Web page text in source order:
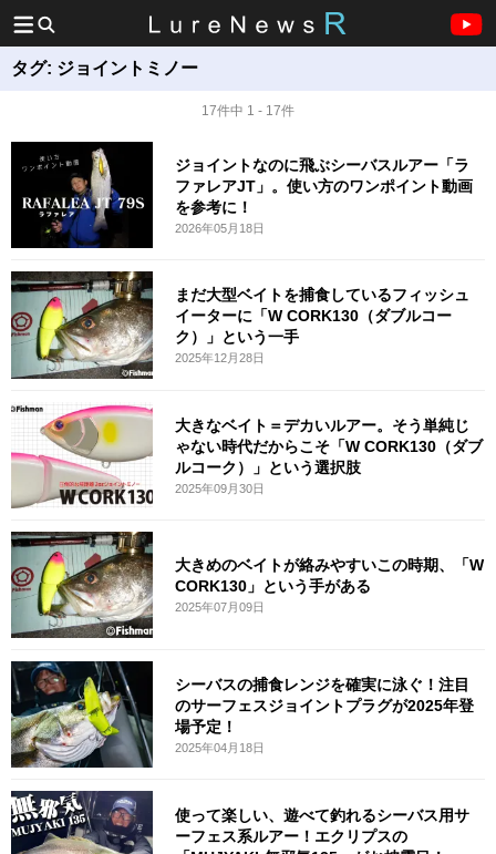
タグ: ジョイントミノー
17件中 1 - 17件
ジョイントなのに飛ぶシーバスルアー「ラ
ファレアJT」。使い方のワンポイント動画
を参考に！
2026年05月18日
まだ大型ベイトを捕食しているフィッシュ
イーターに「W CORK130（ダブルコー
ク）」という一手
2025年12月28日
大きなベイト＝デカいルアー。そう単純じ
ゃない時代だからこそ「W CORK130（ダブ
ルコーク）」という選択肢
2025年09月30日
大きめのベイトが絡みやすいこの時期、「W
CORK130」という手がある
2025年07月09日
シーバスの捕食レンジを確実に泳ぐ！注目
のサーフェスジョイントプラグが2025年登
場予定！
2025年04月18日
使って楽しい、遊べて釣れるシーバス用サ
ーフェス系ルアー！エクリプスの